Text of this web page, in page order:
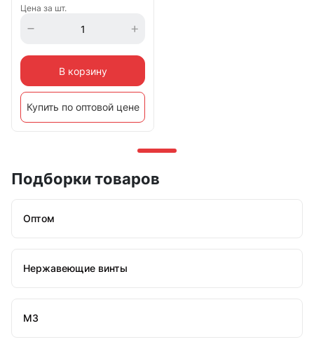
Цена за шт.
В корзину
Купить по оптовой цене
Подборки товаров
Оптом
Нержавеющие винты
М3